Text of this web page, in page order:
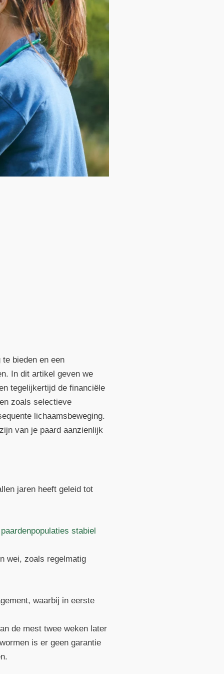
bieden en een
In dit artikel geven we
tegelijkertijd de financiële
zoals selectieve
lichaamsbeweging.
van je paard aanzienlijk
jaren heeft geleid tot
stabiel
wei, zoals regelmatig
waarbij in eerste
de mest twee weken later
is er geen garantie